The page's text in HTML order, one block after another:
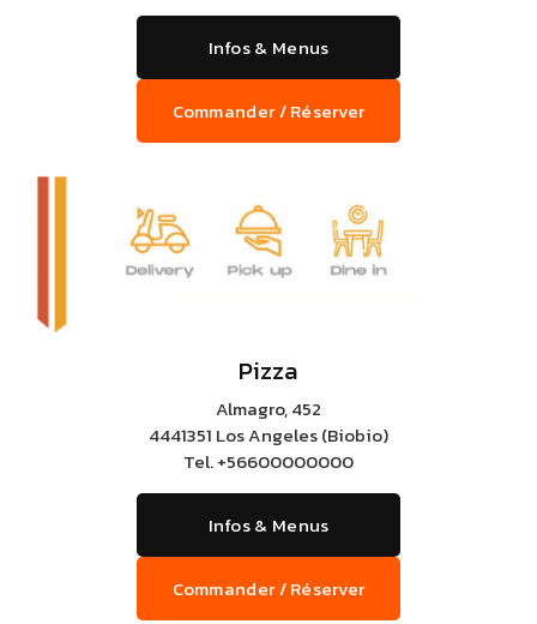
Infos & Menus
Commander / Réserver
Pizza
Almagro, 452
4441351 Los Angeles (Biobio)
Tel.+56600000000
Infos & Menus
Commander / Réserver